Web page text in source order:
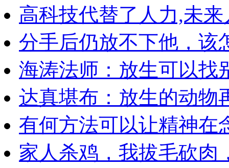
高科技代替了人力,未
分手后仍放不下他，该
海涛法师：放生可以找
达真堪布：放生的动物
有何方法可以让精神在
家人杀鸡，我拔毛砍肉